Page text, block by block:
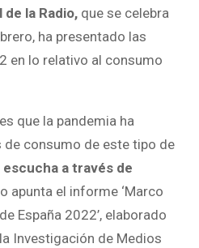
de la Radio, que se celebra
ha presentado las
en lo relativo al consumo
que la pandemia ha
consumo de este tipo de
escucha a través de
apunta el informe ‘Marco
España 2022’, elaborado
Investigación de Medios